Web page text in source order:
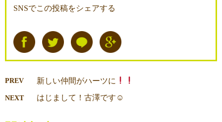
SNSでこの投稿をシェアする
PREV 新しい仲間がハーツに
NEXT はじまして！古澤です☺